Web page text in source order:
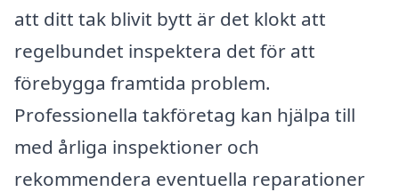
att ditt tak blivit bytt är det klokt att
regelbundet inspektera det för att
förebygga framtida problem.
Professionella takföretag kan hjälpa till
med årliga inspektioner och
rekommendera eventuella reparationer